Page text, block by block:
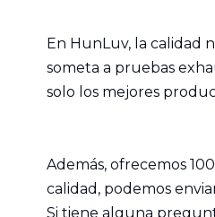
En HunLuv, la calidad
someta a pruebas
solo los mejores
Además, ofrecemos
calidad, podemos
Si tiene alguna